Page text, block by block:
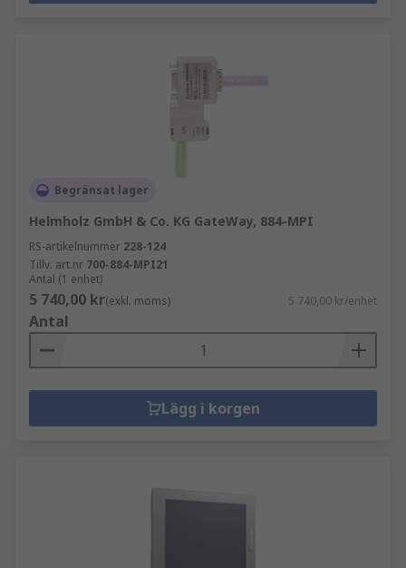
Begränsat lager
Helmholz GmbH & Co. KG GateWay, 884-MPI
RS-artikelnummer 228-124
Tillv. art.nr 700-884-MPI21
Antal (1 enhet)
5 740,00 kr(exkl. moms) 5 740,00 kr/enhet
Antal
Lägg i korgen